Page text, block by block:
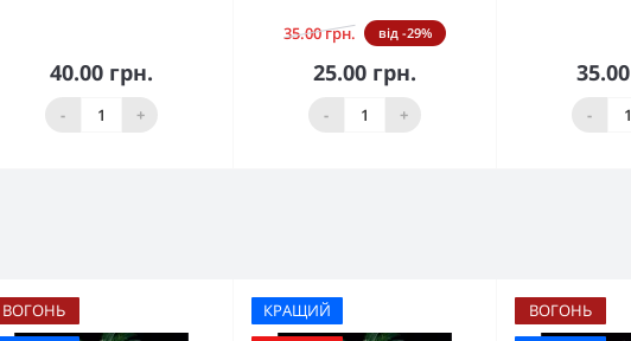
40.00 грн.
- +
До кошика
35.00 грн. від -29%
25.00 грн.
- +
До кошика - До
ВОГОНЬ
КРАЩИЙ
ВОГОНЬ